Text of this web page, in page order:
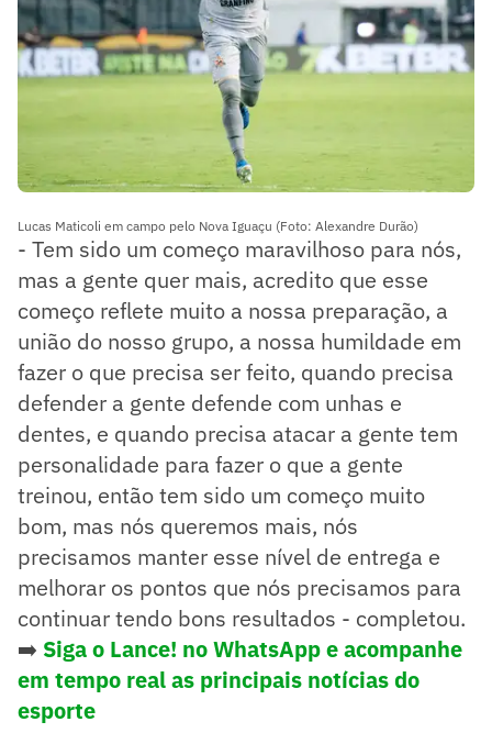
Lucas Maticoli em campo pelo Nova Iguaçu (Foto: Alexandre Durão)
- Tem sido um começo maravilhoso para nós,
mas a gente quer mais, acredito que esse
começo reflete muito a nossa preparação, a
união do nosso grupo, a nossa humildade em
fazer o que precisa ser feito, quando precisa
defender a gente defende com unhas e
dentes, e quando precisa atacar a gente tem
personalidade para fazer o que a gente
treinou, então tem sido um começo muito
bom, mas nós queremos mais, nós
precisamos manter esse nível de entrega e
melhorar os pontos que nós precisamos para
continuar tendo bons resultados - completou.
➡️ Siga o Lance! no WhatsApp e acompanhe
em tempo real as principais notícias do
esporte